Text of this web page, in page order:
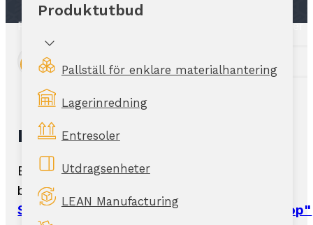
Produktutbud
Pallställ för enklare materialhantering
Lagerinredning
Entresoler
Utdragsenheter
LEAN Manufacturing
Rullbanor och rullskenor för industri, monteringsliner
Läs mer
Rullbanor och rullskenor
Berätta för oss vad era utmaningar
består av så tar vi fram rätt produkt.
Se mer om våra rullskenor i detalj i vår "Shop"